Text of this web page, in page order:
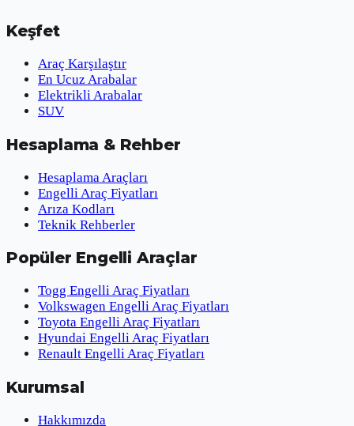
Keşfet
Araç Karşılaştır
En Ucuz Arabalar
Elektrikli Arabalar
SUV
Hesaplama & Rehber
Hesaplama Araçları
Engelli Araç Fiyatları
Arıza Kodları
Teknik Rehberler
Popüler Engelli Araçlar
Togg Engelli Araç Fiyatları
Volkswagen Engelli Araç Fiyatları
Toyota Engelli Araç Fiyatları
Hyundai Engelli Araç Fiyatları
Renault Engelli Araç Fiyatları
Kurumsal
Hakkımızda